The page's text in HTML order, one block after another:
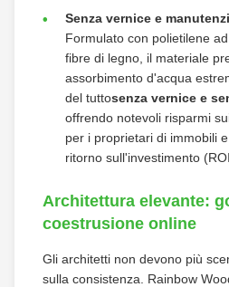
Senza vernice e
Formulato con polietilene
fibre di legno, il materiale
assorbimento d'acqua
del tuttosenza vernice e
offrendo notevoli risparmi
per i proprietari di immobili
ritorno sull'investimento
Architettura elevante:
coestrusione online
Gli architetti non devono più
sulla consistenza. Rainbow